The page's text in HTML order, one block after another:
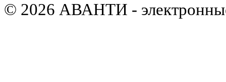
© 2026 АВАНТИ -